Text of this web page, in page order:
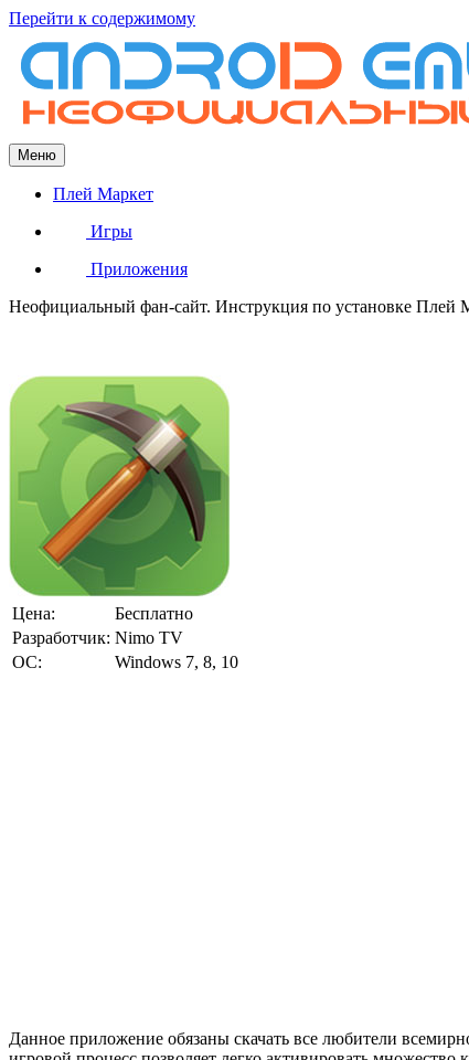
Перейти к содержимому
Меню
Плей Маркет
Игры
Приложения
Неофициальный фан-сайт. Инструкция по установке Плей
Цена:
Бесплатно
Разработчик: Nimo TV
ОС:
Windows 7, 8, 10
Данное приложение обязаны скачать все любители